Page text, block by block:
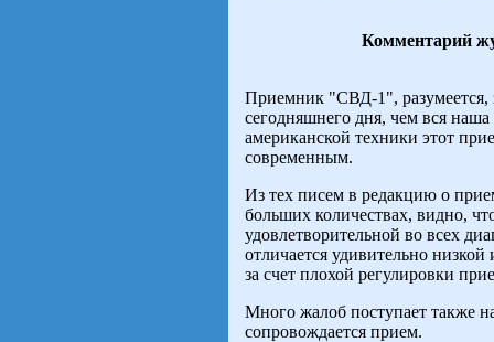
Комментарий
Приемник "СВД-1", разумеется,
сегодняшнего дня, чем вся
американской техники этот
современным.
Из тех писем в редакцию о
больших количествах, видно,
удовлетворительной во всех
отличается удивительно
за счет плохой регулировки
Много жалоб поступает также
сопровождается прием.